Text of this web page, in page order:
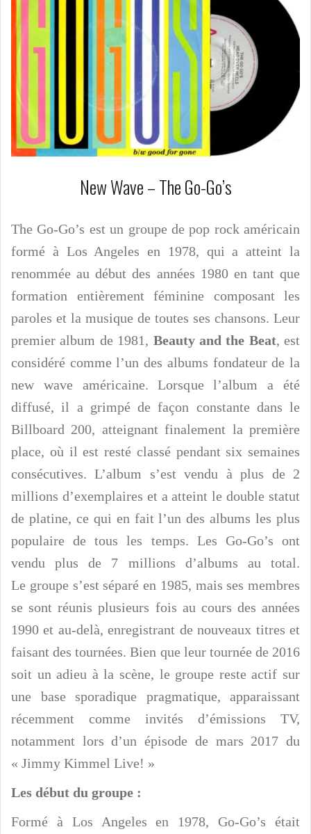
New Wave – The Go-Go’s
The Go-Go’s est un groupe de pop rock américain
formé à Los Angeles en 1978, qui a atteint la
renommée au début des années 1980 en tant que
formation entièrement féminine composant les
paroles et la musique de toutes ses chansons. Leur
premier album de 1981, Beauty and the Beat, est
considéré comme l’un des albums fondateur de la
new wave américaine. Lorsque l’album a été
diffusé, il a grimpé de façon constante dans le
Billboard 200, atteignant finalement la première
place, où il est resté classé pendant six semaines
consécutives. L’album s’est vendu à plus de 2
millions d’exemplaires et a atteint le double statut
de platine, ce qui en fait l’un des albums les plus
populaire de tous les temps. Les Go-Go’s ont
vendu plus de 7 millions d’albums au total.
Le groupe s’est séparé en 1985, mais ses membres
se sont réunis plusieurs fois au cours des années
1990 et au-delà, enregistrant de nouveaux titres et
faisant des tournées. Bien que leur tournée de 2016
soit un adieu à la scène, le groupe reste actif sur
une base sporadique pragmatique, apparaissant
récemment comme invités d’émissions TV,
notamment lors d’un épisode de mars 2017 du
« Jimmy Kimmel Live! »
Les début du groupe :
Formé à Los Angeles en 1978, Go-Go’s était